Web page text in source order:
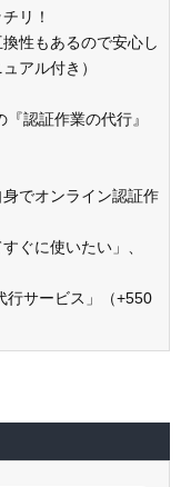
リ！
性もあるので安心し
アル付き）
認証作業の代行』
でオンライン認証作
ぐに使いたい」、
行サービス」（+550